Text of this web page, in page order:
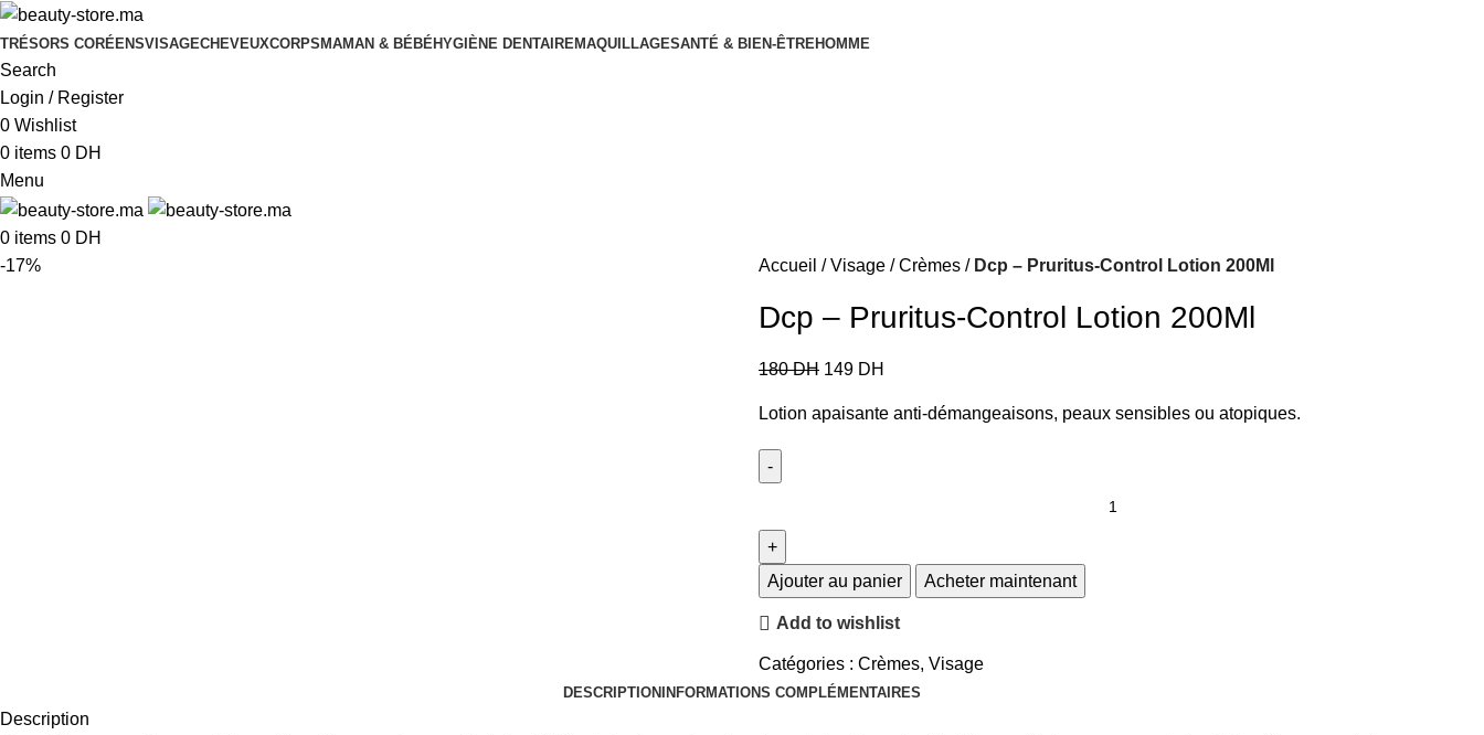
TRÉSORS CORÉENSVISAGECHEVEUXCORPS MAMAN & BÉBÉHYGIÈNE DENTAIREMAQUILLAGESANTÉ & BIEN-ÊTREHOMME
Search
Login / Register
0 Wishlist
0 items 0 DH
Menu
0 items 0 DH
-17%
Accueil Visage Crèmes Dcp – Pruritus-Control Lotion 200Ml
Dcp – Pruritus-Control Lotion 200Ml
180DH 149 DH
Lotion apaisante anti-démangeaisons, peaux sensibles ou atopiques.
Ajouter au panier Acheter maintenant
Add to wishlist
Catégories : Crèmes, Visage
DESCRIPTIONINFORMATIONS COMPLÉMENTAIRES
Description